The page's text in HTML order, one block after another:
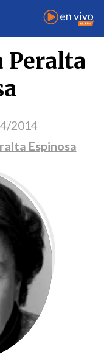
Peralta
2014
Espinosa